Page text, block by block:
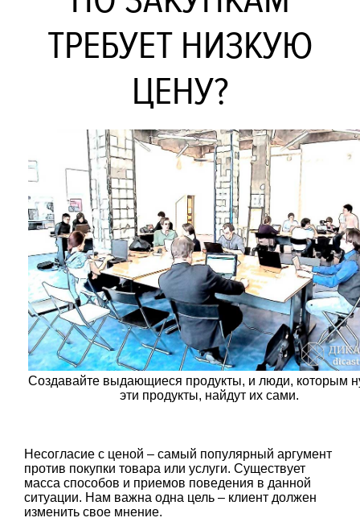
ТРЕБУЕТ НИЗКУЮ
ЦЕНУ?
Создавайте выдающиеся продукты, и люди, которым
эти продукты, найдут их сами.
Несогласие с ценой – самый популярный аргумент
против покупки товара или услуги. Существует
масса способов и приемов поведения в данной
ситуации. Нам важна одна цель – клиент должен
изменить свое мнение.